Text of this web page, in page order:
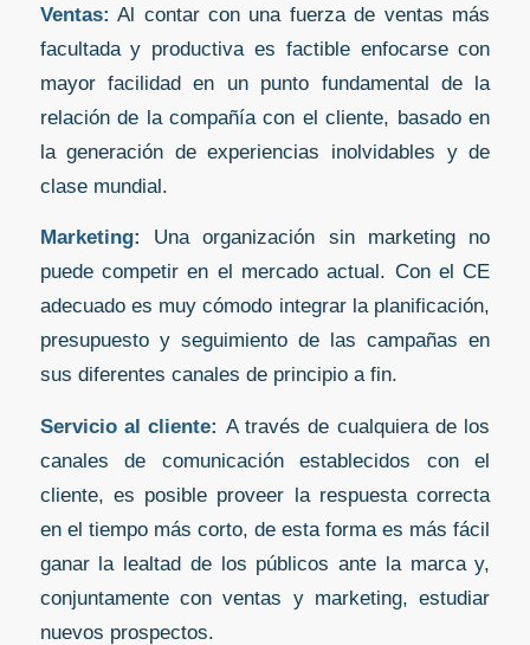
Ventas: Al contar con una fuerza de ventas más
facultada y productiva es factible enfocarse con
mayor facilidad en un punto fundamental de la
relación de la compañía con el cliente, basado en
la generación de experiencias inolvidables y de
clase mundial.
Marketing: Una organización sin marketing no
puede competir en el mercado actual. Con el CE
adecuado es muy cómodo integrar la planificación,
presupuesto y seguimiento de las campañas en
sus diferentes canales de principio a fin.
Servicio al cliente: A través de cualquiera de los
canales de comunicación establecidos con el
cliente, es posible proveer la respuesta correcta
en el tiempo más corto, de esta forma es más fácil
ganar la lealtad de los públicos ante la marca y,
conjuntamente con ventas y marketing, estudiar
nuevos prospectos.